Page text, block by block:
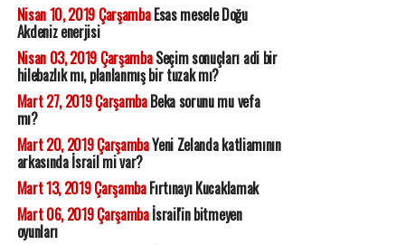
Nisan 10, 2019 ÇarşambaEsas mesele Doğu
Akdeniz enerjisi
Nisan 03, 2019 ÇarşambaSeçim sonuçları adi bir
hilebazlık mı, planlanmış bir tuzak mı?
Mart 27, 2019 ÇarşambaBeka sorunu mu vefa
mı?
Mart 20, 2019 ÇarşambaYeni Zelanda katliamının
arkasında İsrail mi var?
Mart 13, 2019 ÇarşambaFırtınayı Kucaklamak
Mart 06, 2019 Çarşambaİsrail'in bitmeyen
oyunları